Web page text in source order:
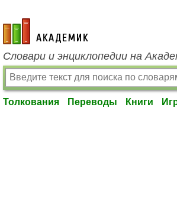
academic.ru
Словари и энциклопедии на
Толкования Переводы Книги